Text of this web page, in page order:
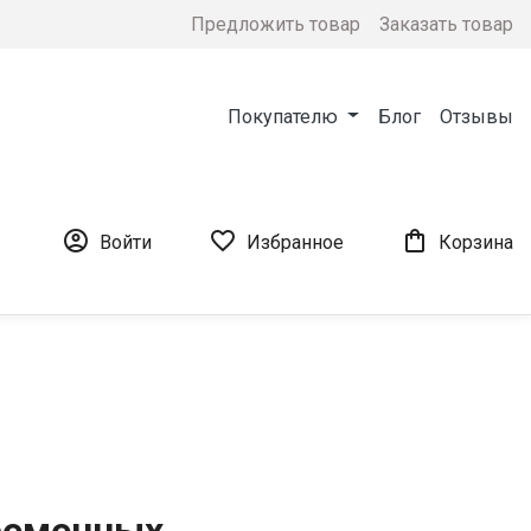
Предложить товар Заказать товар
Покупателю Блог Отзывы
 Войти  Избранное  Корзина